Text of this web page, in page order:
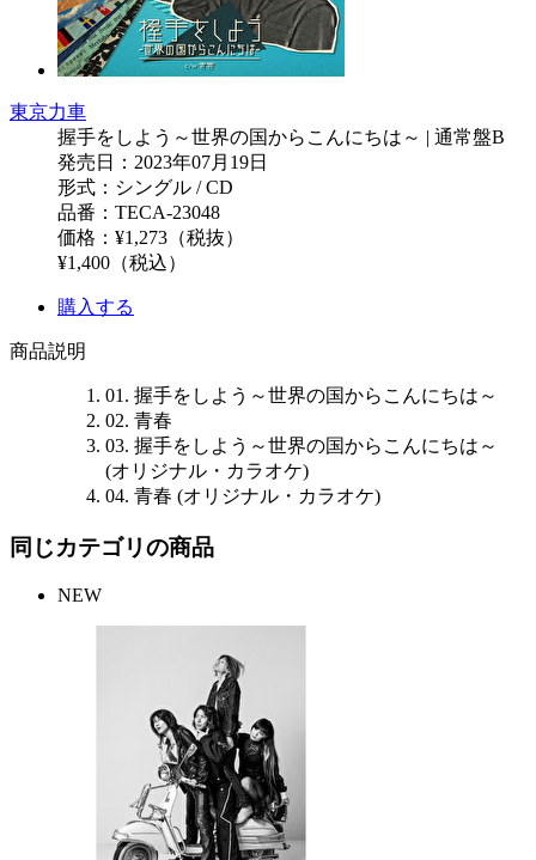
東京力車
握手をしよう～世界の国からこんにちは～ | 通常盤B
発売日：2023年07月19日
形式：シングル / CD
品番：TECA-23048
価格：¥1,273（税抜）
¥1,400（税込）
購入する
商品説明
01. 握手をしよう～世界の国からこんにちは～
02. 青春
03. 握手をしよう～世界の国からこんにちは～
(オリジナル・カラオケ)
04. 青春 (オリジナル・カラオケ)
同じカテゴリの商品
NEW